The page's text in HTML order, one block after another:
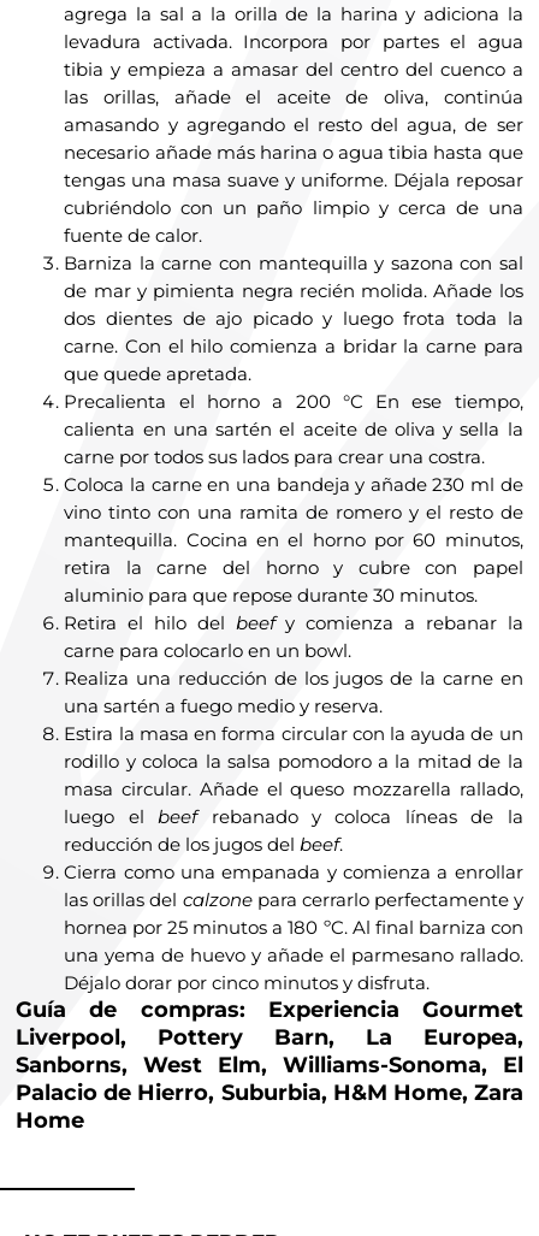
agrega la sal a la orilla de la harina y adiciona la
levadura activada. Incorpora por partes el agua
tibia y empieza a amasar del centro del cuenco a
las orillas, añade el aceite de oliva, continúa
amasando y agregando el resto del agua, de ser
necesario añade más harina o agua tibia hasta que
tengas una masa suave y uniforme. Déjala reposar
cubriéndolo con un paño limpio y cerca de una
fuente de calor.
Barniza la carne con mantequilla y sazona con sal
de mar y pimienta negra recién molida. Añade los
dos dientes de ajo picado y luego frota toda la
carne. Con el hilo comienza a bridar la carne para
que quede apretada.
Precalienta el horno a 200 °C En ese tiempo,
calienta en una sartén el aceite de oliva y sella la
carne por todos sus lados para crear una costra.
Coloca la carne en una bandeja y añade 230 ml de
vino tinto con una ramita de romero y el resto de
mantequilla. Cocina en el horno por 60 minutos,
retira la carne del horno y cubre con papel
aluminio para que repose durante 30 minutos.
Retira el hilo del beefy comienza a rebanar la
carne para colocarlo en un bowl.
Realiza una reducción de los jugos de la carne en
una sartén a fuego medio y reserva.
Estira la masa en forma circular con la ayuda de un
rodillo y coloca la salsa pomodoro a la mitad de la
masa circular. Añade el queso mozzarella rallado,
luego elbeefrebanado y coloca líneas de la
reducción de los jugos delbeef.
Cierra como una empanada y comienza a enrollar
las orillas del calzonepara cerrarlo perfectamente y
hornea por 25 minutos a 180 ºC. Al final barniza con
una yema de huevo y añade el parmesano rallado.
Déjalo dorar por cinco minutos y disfruta.
Guía de compras: Experiencia Gourmet
Liverpool, Pottery Barn, La Europea,
Sanborns, West Elm, Williams-Sonoma, El
Palacio de Hierro, Suburbia, H&M Home, Zara
Home